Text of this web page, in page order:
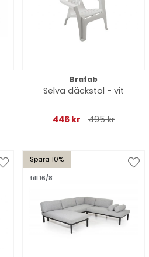
Brafab
Selva däckstol - vit
446 kr 495 kr
Spara 10%
till 16/8